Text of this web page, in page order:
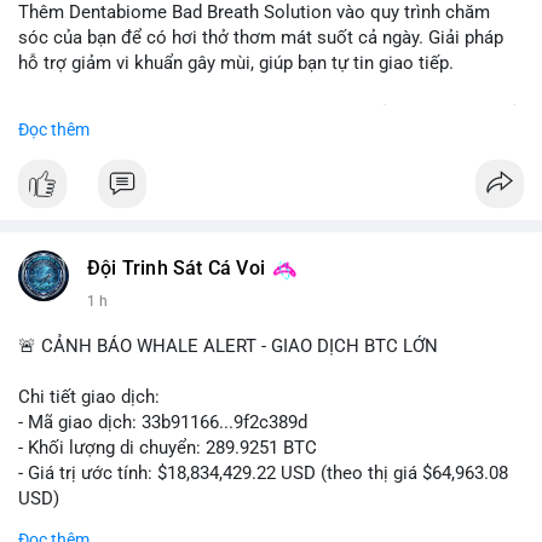
Thêm Dentabiome Bad Breath Solution vào quy trình chăm
sóc của bạn để có hơi thở thơm mát suốt cả ngày. Giải pháp
hỗ trợ giảm vi khuẩn gây mùi, giúp bạn tự tin giao tiếp.
lớn cho nụ cười khỏe mạnh.
#dentabiome #badbreathsolution
Đọc thêm
Đội Trinh Sát Cá Voi
1 h
🚨 CẢNH BÁO WHALE ALERT - GIAO DỊCH BTC LỚN
Chi tiết giao dịch:
- Mã giao dịch: 33b91166...9f2c389d
- Khối lượng di chuyển: 289.9251 BTC
- Giá trị ước tính: $18,834,429.22 USD (theo thị giá $64,963.08
USD)